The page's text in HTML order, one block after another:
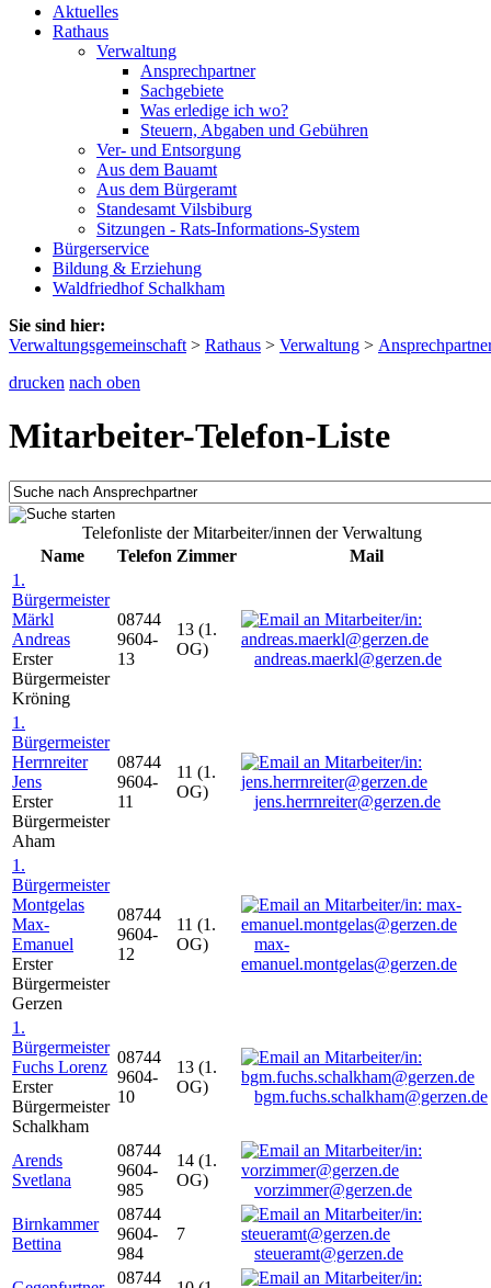
Aktuelles
Rathaus
Verwaltung
Ansprechpartner
Sachgebiete
Was erledige ich wo?
Steuern, Abgaben und Gebühren
Ver- und Entsorgung
Aus dem Bauamt
Aus dem Bürgeramt
Standesamt Vilsbiburg
Sitzungen - Rats-Informations-System
Bürgerservice
Bildung & Erziehung
Waldfriedhof Schalkham
Sie sind hier:
Verwaltungsgemeinschaft > Rathaus > Verwaltung >
drucken nach oben
Mitarbeiter-Telefon-Liste
Telefonliste der Mitarbeiter/innen der Verwaltung
Name
Telefon Zimmer
Mail
1.
Bürgermeister
Märkl
Andreas
Erster
Bürgermeister
Kröning
08744
9604-
13
13 (1.
OG)
andreas.maerkl@gerzen.de
1.
Bürgermeister
Herrnreiter
Jens
Erster
Bürgermeister
Aham
08744
9604-
11
11 (1.
OG)
jens.herrnreiter@gerzen.de
1.
Bürgermeister
Montgelas
Max-
Emanuel
Erster
Bürgermeister
Gerzen
08744
9604-
12
11 (1.
OG)
max-
emanuel.montgelas@gerzen.de
1.
Bürgermeister
Fuchs Lorenz
Erster
Bürgermeister
Schalkham
08744
9604-
10
13 (1.
OG)
bgm.fuchs.schalkham@gerzen.de
Arends
Svetlana
08744
9604-
985
14 (1.
OG)
vorzimmer@gerzen.de
Birnkammer
Bettina
08744
9604-
984
7
steueramt@gerzen.de
08744